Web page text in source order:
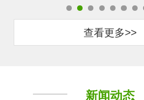
查看更多>>
新闻动态